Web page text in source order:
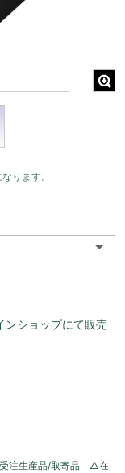
ります。
ンショップにて販売
注生産品/取寄品 △在